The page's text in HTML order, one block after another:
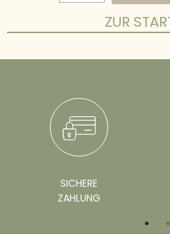
ZUR
SICHERE
ZAHLUNG